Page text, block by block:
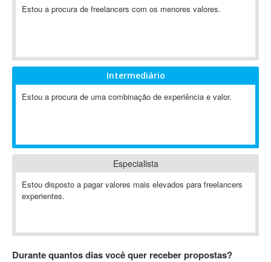
A-GPS
ABAP
Abaqus
ABBYY FineReader
Ableton
Ableton Push
Abstract
AC3
Estou a procura de freelancers com os menores valores.
Intermediário
Estou a procura de uma combinação de experiência e valor.
Especialista
Estou disposto a pagar valores mais elevados para freelancers
experientes.
Durante quantos dias você quer receber propostas?